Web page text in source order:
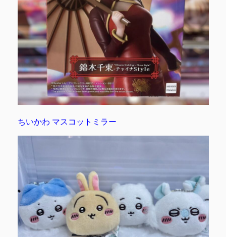
ちいかわ マスコットミラー